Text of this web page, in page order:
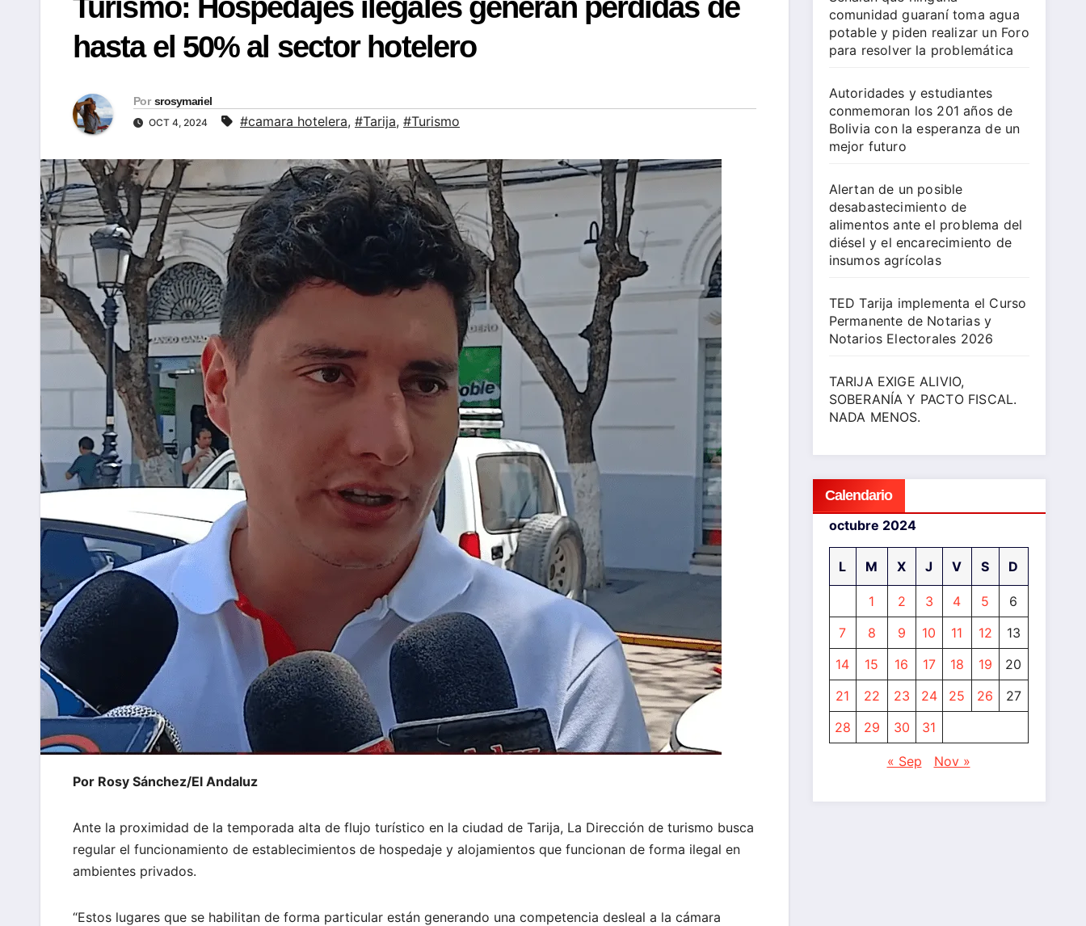
Turismo: Hospedajes ilegales generan pérdidas de
hasta el 50% al sector hotelero
Por srosymariel
OCT 4, 2024 #camara hotelera, #Tarija, #Turismo
Por Rosy Sánchez/El Andaluz
Ante la proximidad de la temporada alta de flujo turístico en la ciudad de Tarija, La Dirección de turismo busca
regular el funcionamiento de establecimientos de hospedaje y alojamientos que funcionan de forma ilegal en
ambientes privados.
“Estos lugares que se habilitan de forma particular están generando una competencia desleal a la cámara
comunidad guaraní toma agua
potable y piden realizar un Foro
para resolver la problemática
Autoridades y estudiantes
conmemoran los 201 años de
Bolivia con la esperanza de un
mejor futuro
Alertan de un posible
desabastecimiento de
alimentos ante el problema del
diésel y el encarecimiento de
insumos agrícolas
TED Tarija implementa el Curso
Permanente de Notarias y
Notarios Electorales 2026
TARIJA EXIGE ALIVIO,
SOBERANÍA Y PACTO FISCAL.
NADA MENOS.
Calendario
octubre 2024
L M X J V S D
1 2 3 4 5
6
7
8 9 10 11 12
13
14
15 16 17 18 19
20
21
22 23 24 25 26
27
28
29 30 31
« Sep Nov »